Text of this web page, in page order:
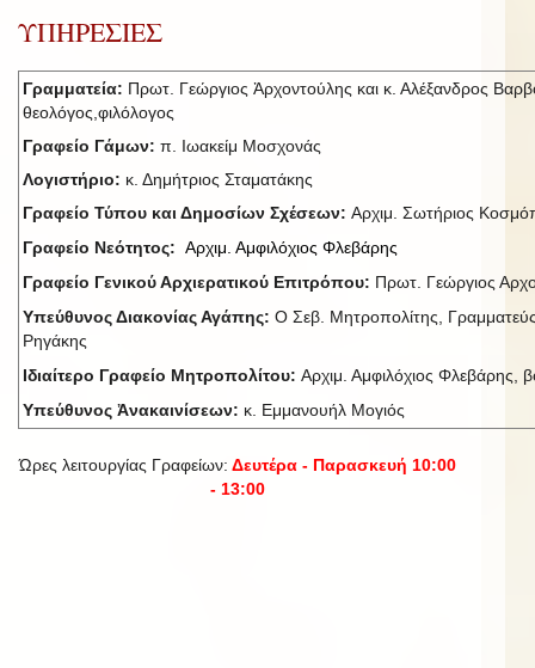
ΥΠΗΡΕΣΙΕΣ
Γραμματεία: Πρωτ. Γεώργιος Ἀρχοντούλης και κ. Αλέξανδρος
θεολόγος,φιλόλογος
Γραφείο Γάμων: π. Ιωακείμ Μοσχονάς
Λογιστήριο: κ. Δημήτριος Σταματάκης
Γραφείο Τύπου και Δημοσίων Σχέσεων: Αρχιμ. Σωτήριος
Γραφείο Νεότητος: Αρχιμ. Αμφιλόχιος Φλεβάρης
Γραφείο Γενικού Αρχιερατικού Επιτρόπου: Πρωτ. Γεώργιος
Υπεύθυνος Διακονίας Αγάπης: Ο Σεβ. Μητροπολίτης,
Ρηγάκης
Ιδιαίτερο Γραφείο Μητροπολίτου: Αρχιμ. Αμφιλόχιος Φλεβάρης,
Υπεύθυνος Ἀνακαινίσεων: κ. Εμμανουήλ Μογιός
Ώρες λειτουργίας Γραφείων: Δευτέρα - Παρασκευή 10:00
- 13:00